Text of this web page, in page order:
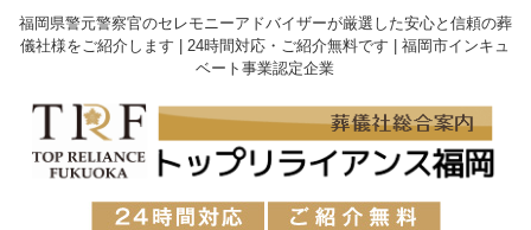
福岡県警元警察官のセレモニーアドバイザーが厳選した安心と信頼の葬
儀社様をご紹介します | 24時間対応・ご紹介無料です | 福岡市インキュ
ベート事業認定企業